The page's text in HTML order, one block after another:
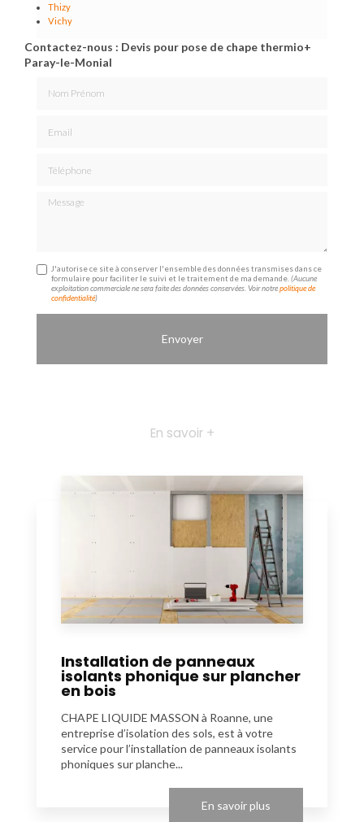
Thizy
Vichy
Contactez-nous : Devis pour pose de chape thermio+
Paray-le-Monial
Message
J'autorise ce site à conserver l'ensemble des données transmises dans ce
formulaire pour faciliter le suivi et le traitement de ma demande.(Aucune
exploitation commerciale ne sera faite des données conservées. Voir notrepolitique de
confidentialité)
En savoir +
Installation de panneaux
isolants phonique sur plancher
en bois
CHAPE LIQUIDE MASSON à Roanne, une
entreprise d’isolation des sols, est à votre
service pour l’installation de panneaux isolants
phoniques sur planche...
En savoir plus